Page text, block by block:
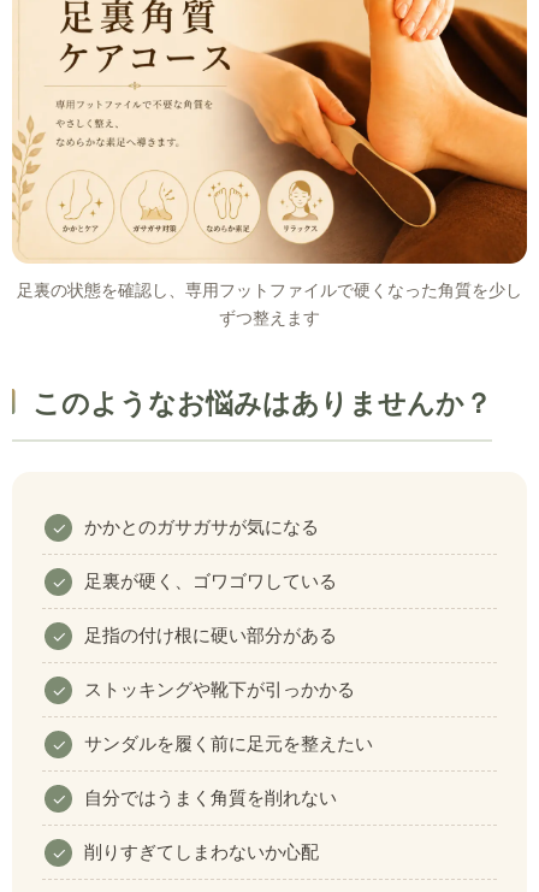
足裏の状態を確認し、専用フットファイルで硬くなった角質を少し
ずつ整えます
このようなお悩みはありませんか？
かかとのガサガサが気になる
足裏が硬く、ゴワゴワしている
足指の付け根に硬い部分がある
ストッキングや靴下が引っかかる
サンダルを履く前に足元を整えたい
自分ではうまく角質を削れない
削りすぎてしまわないか心配